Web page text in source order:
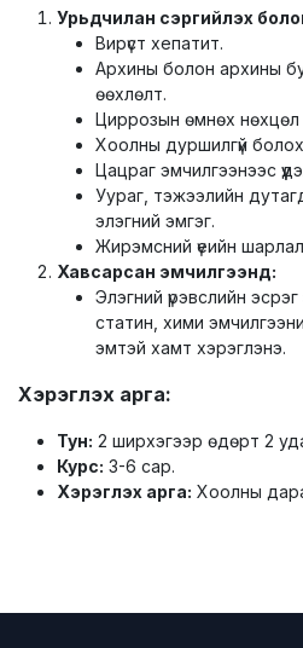
Урьдчилан сэргийлэх
Вирүст хепатит.
Архины болон архины
өөхлөлт.
Циррозын өмнөх нөхцөл
Хоолны дуршилгүй
Цацраг эмчилгээнээс
Уураг, тэжээлийн
элэгний эмгэг.
Жирэмсний үеийн
Хавсарсан эмчилгээнд:
Элэгний үрэвслийн
статин, хими
эмтэй хамт хэрэглэнэ.
Хэрэглэх арга:
Тун: 2 ширхэгээр өдөрт 2
Курс: 3-6 сар.
Хэрэглэх арга: Хоолны